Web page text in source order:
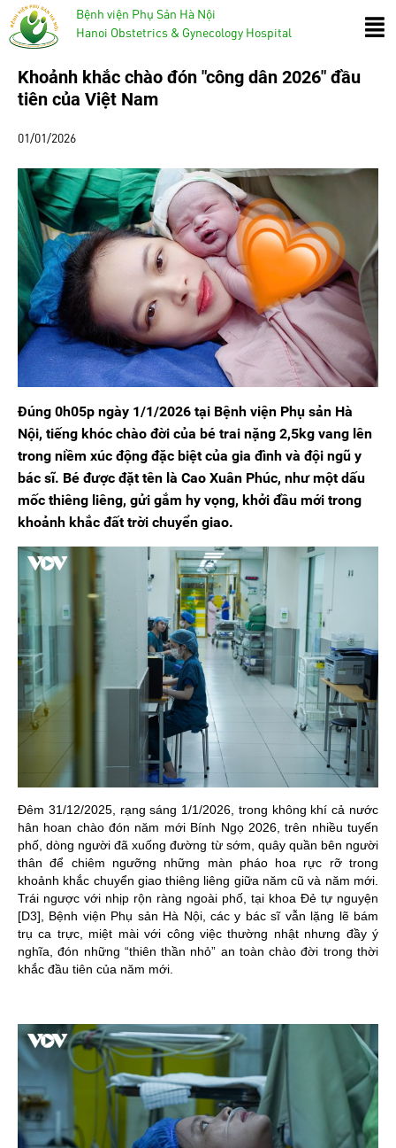
Bệnh viện Phụ Sản Hà Nội
Hanoi Obstetrics & Gynecology Hospital
Khoảnh khắc chào đón "công dân 2026" đầu
tiên của Việt Nam
01/01/2026
Đúng 0h05p ngày 1/1/2026 tại Bệnh viện Phụ sản Hà
Nội, tiếng khóc chào đời của bé trai nặng 2,5kg vang lên
trong niềm xúc động đặc biệt của gia đình và đội ngũ y
bác sĩ. Bé được đặt tên là Cao Xuân Phúc, như một dấu
mốc thiêng liêng, gửi gắm hy vọng, khởi đầu mới trong
khoảnh khắc đất trời chuyển giao.
Đêm 31/12/2025, rạng sáng 1/1/2026, trong không khí cả nước
hân hoan chào đón năm mới Bính Ngọ 2026, trên nhiều tuyến
phố, dòng người đã xuống đường từ sớm, quây quần bên người
thân để chiêm ngưỡng những màn pháo hoa rực rỡ trong
khoảnh khắc chuyển giao thiêng liêng giữa năm cũ và năm mới.
Trái ngược với nhịp rộn ràng ngoài phố, tại khoa Đẻ tự nguyện
[D3], Bệnh viện Phụ sản Hà Nội, các y bác sĩ vẫn lặng lẽ bám
trụ ca trực, miệt mài với công việc thường nhật nhưng đầy ý
nghĩa, đón những “thiên thần nhỏ” an toàn chào đời trong thời
khắc đầu tiên của năm mới.